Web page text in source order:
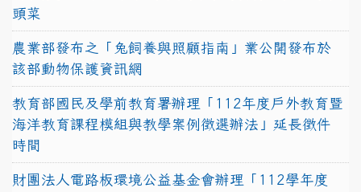
頭菜
農業部發布之「兔飼養與照顧指南」業公開發布於
該部動物保護資訊網
教育部國民及學前教育署辦理「112年度戶外教育暨
海洋教育課程模組與教學案例徵選辦法」延長徵件
時間
財團法人電路板環境公益基金會辦理「112學年度